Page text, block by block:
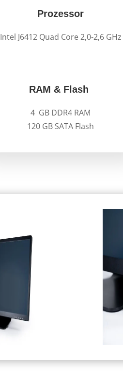
Prozessor
Intel J6412 Quad Core 2,0-2,6 GHz
RAM & Flash
4 GB DDR4 RAM
120 GB SATA Flash